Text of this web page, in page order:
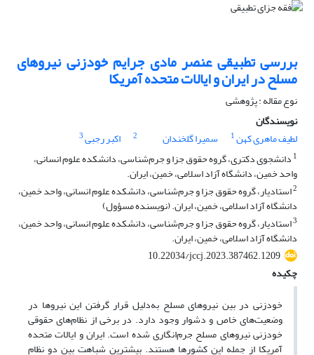
بررسی تطبیقی عنصر مادی جرایم خودزنی نیروهای
مسلح در ایران و ایالات متحده آمریکا
نوع مقاله : پژوهشی
نویسندگان
لطیف ماهری کهن1 سمیرا گلخندان 2 اکبر رجبی3
1 دانشجوی دکتری، گروه حقوق جزا و جرم‌شناسی، دانشکده علوم انسانی،
واحد خمین، دانشگاه آزاد اسلامی، خمین، ایران.
2استادیار، گروه حقوق جزا و جرم‌شناسی، دانشکده علوم انسانی، واحد خمین،
دانشگاه آزاد اسلامی، خمین، ایران. (نویسنده مسؤول)
3استادیار، گروه حقوق جزا و جرم‌شناسی، دانشکده علوم انسانی، واحد خمین،
دانشگاه آزاد اسلامی، خمین، ایران.
10.22034/jccj.2023.387462.1209
چکیده
خودزنی در بین نیروهای مسلح به‌دلیل قرار گرفتن این نیروها در
وضعیت‌های خاص و دشوار وجود دارد. در برخی از نظام‌های حقوقی
خودزنی نیروهای مسلح جرم‌انگاری شده است. ایران و ایالات متحده
آمریکا از جمله این کشورها هستند. بیشترین شباهت بین دو نظام